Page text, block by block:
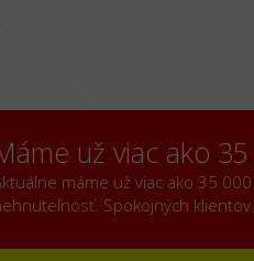
už viac ako
máme už viac ako 35
Spokojných